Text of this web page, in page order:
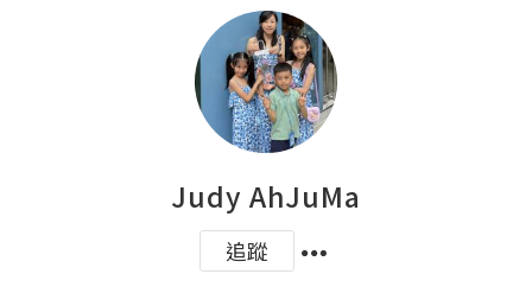
Judy AhJuMa
追蹤